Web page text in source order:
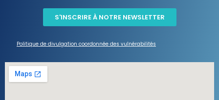
S'INSCRIRE À NOTRE NEWSLETTER
​​Politique de divulgation coordonnée des vulnérabilités​